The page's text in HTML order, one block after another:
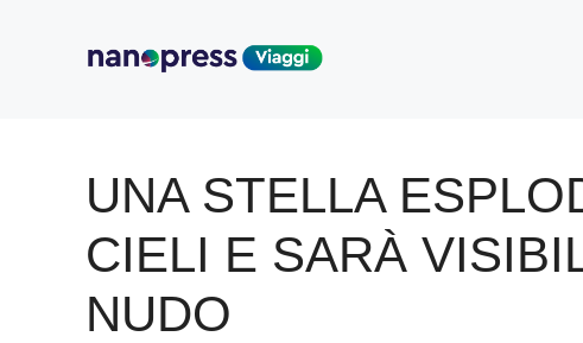
UNA STELLA
CIELI E SARÀ
NUDO